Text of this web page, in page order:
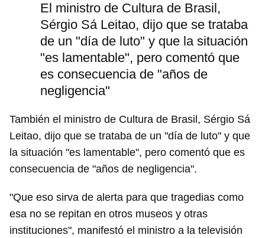
El ministro de Cultura de Brasil,
Sérgio Sá Leitao, dijo que se trataba
de un "día de luto" y que la situación
"es lamentable", pero comentó que
es consecuencia de "años de
negligencia"
También el ministro de Cultura de Brasil, Sérgio Sá
Leitao, dijo que se trataba de un "día de luto" y que
la situación "es lamentable", pero comentó que es
consecuencia de "años de negligencia".
"Que eso sirva de alerta para que tragedias como
esa no se repitan en otros museos y otras
instituciones", manifestó el ministro a la televisión